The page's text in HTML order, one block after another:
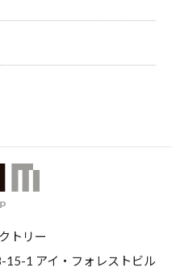
トリー
1 アイ・フォレストビル